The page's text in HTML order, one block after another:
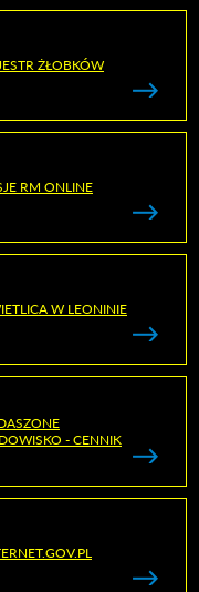
ŻŁOBKÓW
RM ONLINE
W LEONINIE
- CENNIK